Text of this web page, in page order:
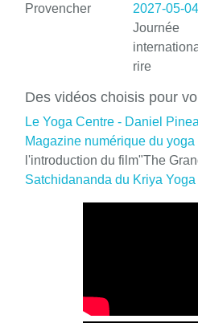
Provencher
2027-05-04
Journée
rire
Des vidéos choisis pour
Le Yoga Centre - Daniel
Magazine numérique du yoga
l'introduction du film"The
Satchidananda du Kriya